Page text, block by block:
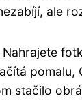
ale
stačilo